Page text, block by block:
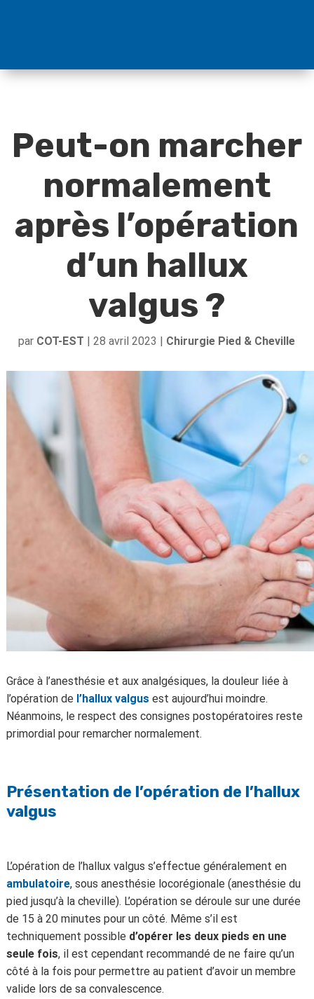
Peut-on marcher
normalement
après l’opération
d’un hallux
valgus ?
par COT-EST |28 avril 2023 | Chirurgie Pied & Cheville
Grâce à l’anesthésie et aux analgésiques, la douleur liée à
l’opération de l’hallux valgus est aujourd’hui moindre.
Néanmoins, le respect des consignes postopératoires reste
primordial pour remarcher normalement.
Présentation de l’opération de l’hallux
valgus
L’opération de l’hallux valgus s’effectue généralement en
ambulatoire, sous anesthésie locorégionale (anesthésie du
pied jusqu’à la cheville). L’opération se déroule sur une durée
de 15 à 20 minutes pour un côté. Même s’il est
techniquement possible d’opérer les deux pieds en une
seule fois, il est cependant recommandé de ne faire qu’un
côté à la fois pour permettre au patient d’avoir un membre
valide lors de sa convalescence.